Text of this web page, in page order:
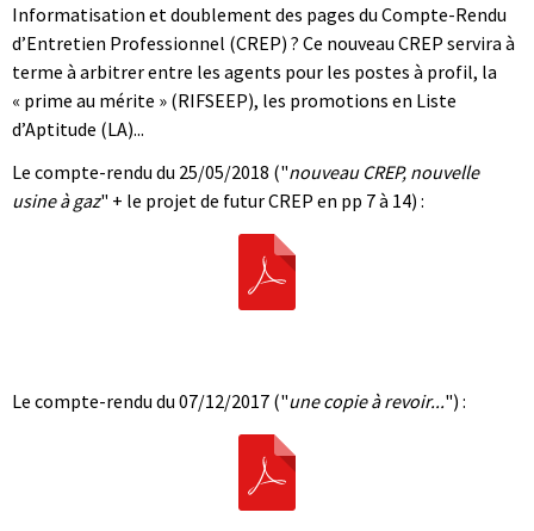
Informatisation et doublement des pages du Compte-Rendu
d’Entretien Professionnel (CREP) ? Ce nouveau CREP servira à
terme à arbitrer entre les agents pour les postes à profil, la
« prime au mérite » (RIFSEEP), les promotions en Liste
d’Aptitude (LA)...
Le compte-rendu du 25/05/2018 ("nouveau CREP, nouvelle
usine à gaz" + le projet de futur CREP en pp 7 à 14) :
Le compte-rendu du 07/12/2017 ("une copie à revoir...") :